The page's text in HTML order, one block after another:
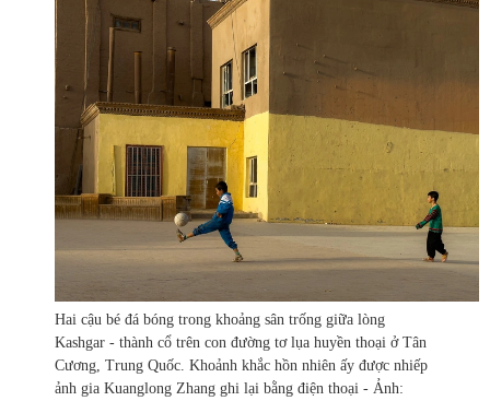
Hai cậu bé đá bóng trong khoảng sân trống giữa lòng
Kashgar - thành cổ trên con đường tơ lụa huyền thoại ở Tân
Cương, Trung Quốc. Khoảnh khắc hồn nhiên ấy được nhiếp
ảnh gia Kuanglong Zhang ghi lại bằng điện thoại - Ảnh: